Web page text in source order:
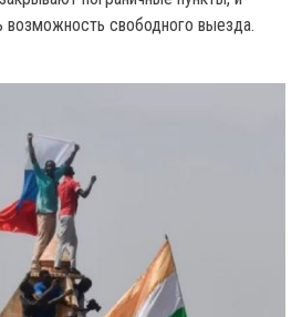
возможность свободного выезда.